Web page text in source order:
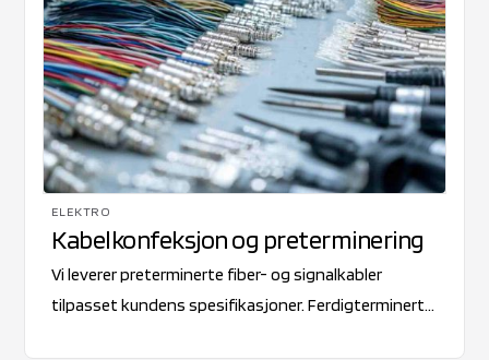
ELEKTRO
Kabelkonfeksjon og preterminering
Vi leverer preterminerte fiber- og signalkabler
tilpasset kundens spesifikasjoner. Ferdigterminerte